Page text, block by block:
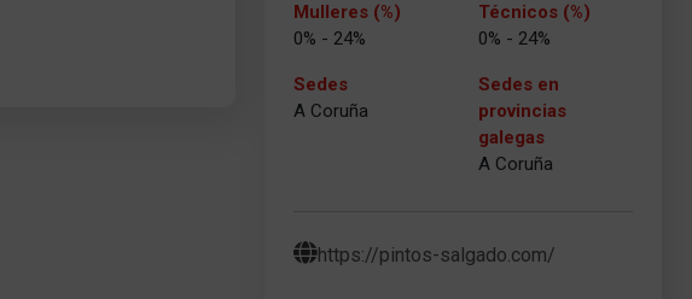
Mulleres (%)
0% - 24%
Técnicos (%)
0% - 24%
Sedes
A Coruña
Sedes en
provincias
galegas
A Coruña
https://pintos-salgado.com/